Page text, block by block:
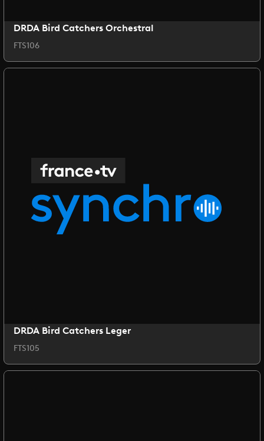
DRDA Bird Catchers Orchestral
FTS106
DRDA Bird Catchers Leger
FTS105